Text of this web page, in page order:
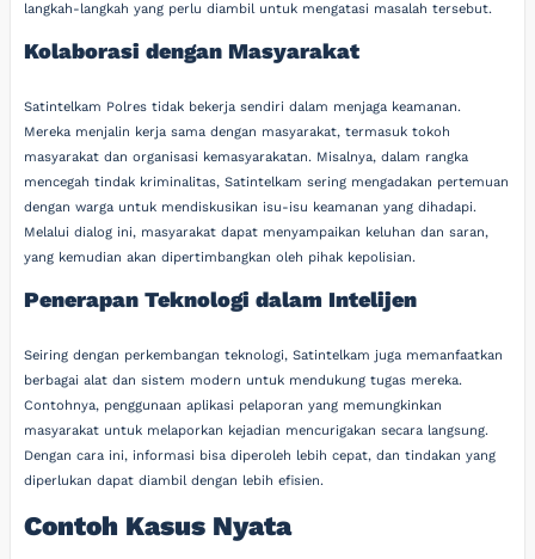
langkah-langkah yang perlu diambil untuk mengatasi masalah tersebut.
Kolaborasi dengan Masyarakat
Satintelkam Polres tidak bekerja sendiri dalam menjaga keamanan.
Mereka menjalin kerja sama dengan masyarakat, termasuk tokoh
masyarakat dan organisasi kemasyarakatan. Misalnya, dalam rangka
mencegah tindak kriminalitas, Satintelkam sering mengadakan pertemuan
dengan warga untuk mendiskusikan isu-isu keamanan yang dihadapi.
Melalui dialog ini, masyarakat dapat menyampaikan keluhan dan saran,
yang kemudian akan dipertimbangkan oleh pihak kepolisian.
Penerapan Teknologi dalam Intelijen
Seiring dengan perkembangan teknologi, Satintelkam juga memanfaatkan
berbagai alat dan sistem modern untuk mendukung tugas mereka.
Contohnya, penggunaan aplikasi pelaporan yang memungkinkan
masyarakat untuk melaporkan kejadian mencurigakan secara langsung.
Dengan cara ini, informasi bisa diperoleh lebih cepat, dan tindakan yang
diperlukan dapat diambil dengan lebih efisien.
Contoh Kasus Nyata